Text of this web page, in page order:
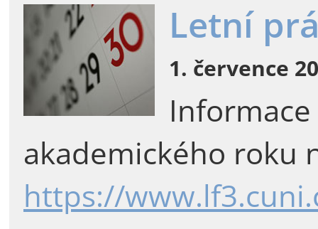
Letní
1. července
akademického roku
https://